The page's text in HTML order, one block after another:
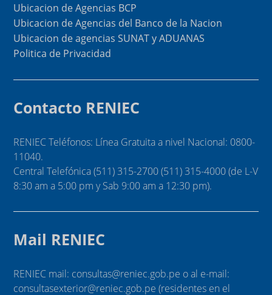
Ubicacion de Agencias BCP
Ubicacion de Agencias del Banco de la Nacion
Ubicacion de agencias SUNAT y ADUANAS
Politica de Privacidad
Contacto RENIEC
RENIEC Teléfonos: Línea Gratuita a nivel Nacional: 0800-
11040.
Central Telefónica (511) 315-2700 (511) 315-4000 (de L-V
8:30 am a 5:00 pm y Sab 9:00 am a 12:30 pm).
Mail RENIEC
RENIEC mail: consultas@reniec.gob.pe o al e-mail:
consultasexterior@reniec.gob.pe (residentes en el